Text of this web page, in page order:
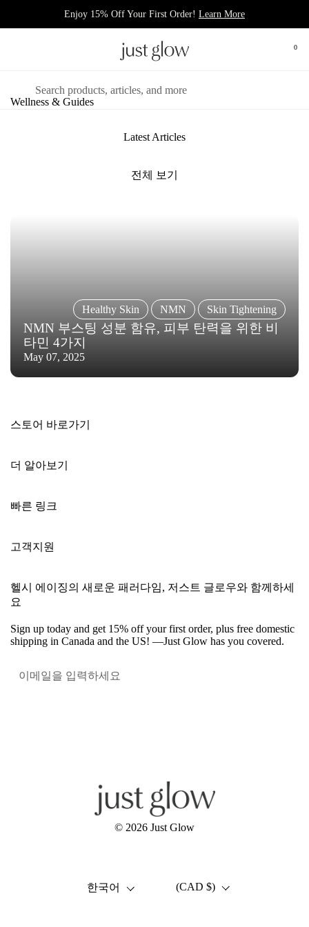
Enjoy 15% Off Your First Order! Learn More
장
0
검색하기
Wellness & Guides
Latest Articles
전체 보기
Healthy Skin NMN Skin Tightening
NMN 부스팅 성분 함유, 피부 탄력을 위한 비
타민 4가지
May 07, 2025
스토어 바로가기
더 알아보기
빠른 링크
고객지원
헬시 에이징의 새로운 패러다임, 저스트 글로우와 함께하세
요
Sign up today and get 15% off your first order, plus free domestic
shipping in Canada and the US! —Just Glow has you covered.
© 2026 Just Glow
언어한국어 국가/지역
(CAD $)